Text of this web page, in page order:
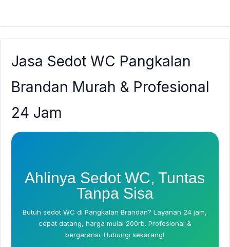
Jasa Sedot WC Pangkalan
Brandan Murah & Profesional
24 Jam
Ahlinya Sedot WC, Tuntas
Tanpa Sisa
Butuh sedot WC di Pangkalan Brandan? Layanan 24 jam,
cepat datang, harga mulai 200rb. Profesional &
bergaransi. Hubungi sekarang!